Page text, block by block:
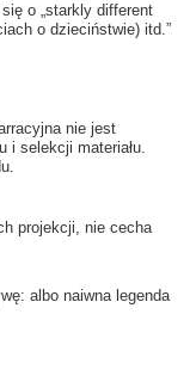
o „starkly different
o dzieciństwie) itd.”
nie jest
selekcji materiału.
projekcji, nie cecha
albo naiwna legenda